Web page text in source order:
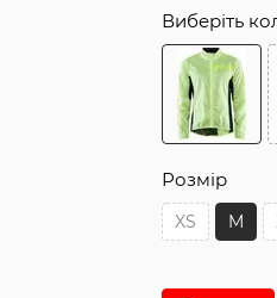
Виберіть
Розмір
XS M